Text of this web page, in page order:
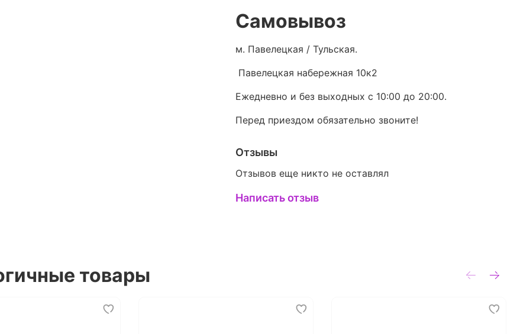
Самовывоз
м. Павелецкая / Тульская.
Павелецкая набережная 10к2
Ежедневно и без выходных с 10:00 до 20:00.
Перед приездом обязательно звоните!
Отзывы
Отзывов еще никто не оставлял
Написать отзыв
товары